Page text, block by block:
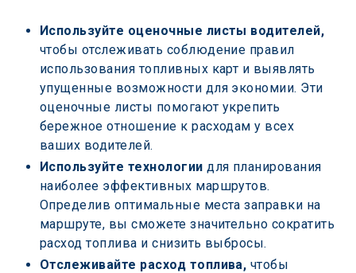
Используйте оценочные листы водителей,
чтобы отслеживать соблюдение правил
использования топливных карт и выявлять
упущенные возможности для экономии. Эти
оценочные листы помогают укрепить
бережное отношение к расходам у всех
ваших водителей.
Используйте технологии для планирования
наиболее эффективных маршрутов.
Определив оптимальные места заправки на
маршруте, вы сможете значительно сократить
расход топлива и снизить выбросы.
Отслеживайте расход топлива, чтобы